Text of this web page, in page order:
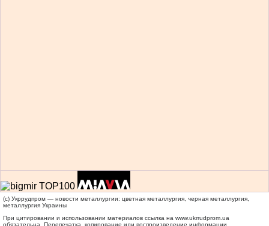
(c) Укррудпром — новости металлургии: цветная металлургия, черная металлургия,
металлургия Украины
При цитировании и использовании материалов ссылка на www.ukrrudprom.ua